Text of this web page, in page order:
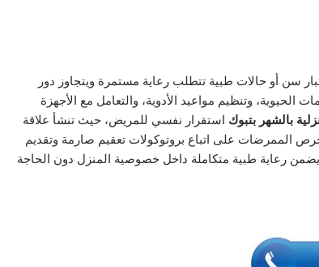
سن أو حالات طبية تتطلب رعاية مستمرة ويتجاوز دور
وتنظيم مواعيد الأدوية، والتعامل مع الأجهزة
بالشهر بتبوك استقرار نفسي للمريض، حيث تنشأ علاقة
الممرضات على اتباع بروتوكولات تعقيم صارمة وتقديم
رعاية طبية متكاملة داخل خصوصية المنزل دون الحاجة